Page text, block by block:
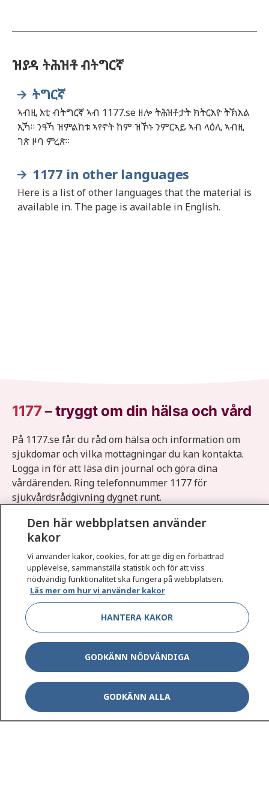
ዝያዳ ትሕዝቶ ብትግርኛ
ትግርኛ
ኣብዚ እቲ ብትግርኛ ኣብ 1177.se ዘሎ ትሕዝቶታት ክትርእዮ ትኽእል
ኢኻ። ንዓኻ ዝምልከቱ ኣየኖት ከም ዝኾኑ ንምርኣይ ኣብ ላዕሊ ኣብዚ
ገጽ ዞባ ምረጽ።
1177 in other languages
Here is a list of other languages that the material is
available in. The page is available in English.
1177–tryggt om din hälsa och vård
På 1177.se får du råd om hälsa och information om
sjukdomar och vilka mottagningar du kan kontakta.
Logga in för att läsa din journal och göra dina
vårdärenden. Ring telefonnummer 1177 för
sjukvårdsrådgivning dygnet runt.
1177 på flera språk
Om 1177 Show
Kontakt Show
Behandling av personuppgifter
Den här webbplatsen använder
kakor
Vi använder kakor, cookies, för att ge dig en förbättrad
upplevelse, sammanställa statistik och för att viss
nödvändig funktionalitet ska fungera på webbplatsen.
Läs mer om hur vi använder kakor
HANTERA KAKOR
GODKÄNN NÖDVÄNDIGA
GODKÄNN ALLA